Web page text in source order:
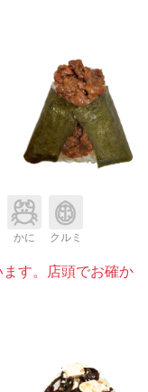
かに クルミ
す。店頭でお確か